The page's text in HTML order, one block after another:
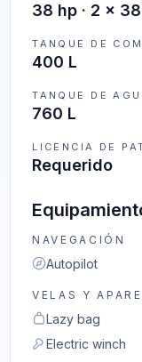
38 hp · 2 x
TANQUE DE
400 L
TANQUE DE
760 L
LICENCIA DE
Requerido
NAVEGACIÓN
Autopilot
VELAS Y
Lazy bag
Electric winch